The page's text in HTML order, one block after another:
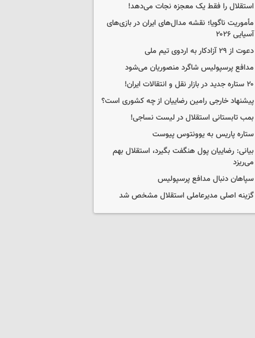
استقلال را فقط یک معجزه نجات می‌دهد!
مأموریت ناگویا؛ نقشه مدال‌های ایران در بازی‌های
آسیایی ۲۰۲۶
دعوت از ۲۹ آزادکار به اردوی تیم ملی
مدافع پرسپولیس شاگرد منصوریان می‌شود
۲۰ ستاره جدید در بازار نقل و انتقالات ایران!
پیشنهاد خارجی رامین رضاییان از چه کشوری است؟
بمب تابستانی استقلال در لیست نساجی!
ستاره پاریس به یوونتوس پیوست
بیانی: رضاییان پول هنگفت بگیرد، استقلال بهم
می‌ریزد
سپاهان دنبال مدافع پرسپولیس
گزینه اصلی مدیرعاملی استقلال مشخص شد